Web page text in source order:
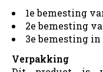
1e bemesting
2e bemesting
3e bemesting
Verpakking